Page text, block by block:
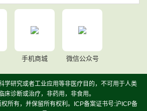
手机商城 微信公众号
学研究或者工业应用等非医疗目的，不可用于人类
床诊断或治疗，非药用，非食用。
所有，并保留所有权利。ICP备案证书号:沪ICP备